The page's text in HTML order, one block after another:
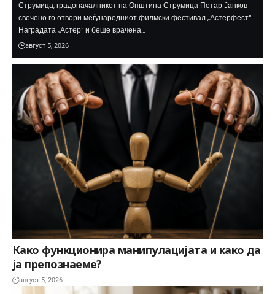
Струмица, градоначалникот на Општина Струмица Петар Јанков
свечено го отвори меѓународниот филмски фестивал „Астерфест“.
Наградата „Астер“ и беше врачена…
август 5, 2026
Како функционира манипулацијата и како да
ја препознаеме?
август 5, 2026